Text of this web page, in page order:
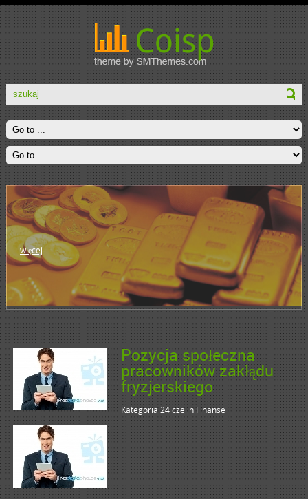
więcej
Pozycja społeczna
pracowników zakłądu
fryzjerskiego
Kategoria 24 czeinFinanse